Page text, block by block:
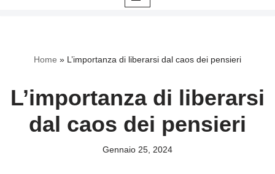
Home » L’importanza di liberarsi dal caos dei pensieri
L’importanza di liberarsi
dal caos dei pensieri
Gennaio 25, 2024